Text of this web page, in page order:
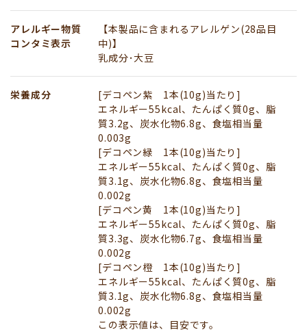
アレルギー物質
コンタミ表示
【本製品に含まれるアレルゲン(28品目
中)】
乳成分･大豆
栄養成分
[デコペン紫 1本(10g)当たり]
エネルギー55kcal、たんぱく質0g、脂
質3.2g、炭水化物6.8g、食塩相当量
0.003g
[デコペン緑 1本(10g)当たり]
エネルギー55kcal、たんぱく質0g、脂
質3.1g、炭水化物6.8g、食塩相当量
0.002g
[デコペン黄 1本(10g)当たり]
エネルギー55kcal、たんぱく質0g、脂
質3.3g、炭水化物6.7g、食塩相当量
0.002g
[デコペン橙 1本(10g)当たり]
エネルギー55kcal、たんぱく質0g、脂
質3.1g、炭水化物6.8g、食塩相当量
0.002g
この表示値は、目安です。